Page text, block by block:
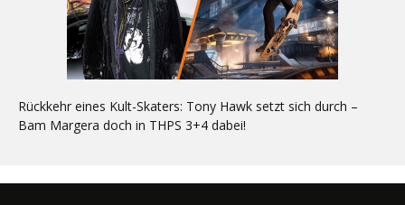
Rückkehr eines Kult-Skaters: Tony Hawk setzt sich durch –
Bam Margera doch in THPS 3+4 dabei!